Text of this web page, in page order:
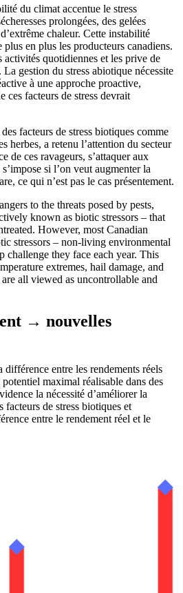
du climat accentue le stress
prolongées, des gelées
chaleur. Cette instabilité
en plus les producteurs canadiens.
activités quotidiennes et les prive de
gestion du stress abiotique nécessite
à une approche proactive,
ces facteurs de stress devrait
facteurs de stress biotiques comme
herbes, a retenu l’attention du secteur
de ces ravageurs, s’attaquer aux
si l’on veut augmenter la
ce qui n’est pas le cas présentement.
to the threats posed by pests,
known as biotic stressors – that
However, most Canadian
stressors – non-living environmental
challenge they face each year. This
extremes, hail damage, and
all viewed as uncontrollable and
→ nouvelles
différence entre les rendements réels
maximal réalisable dans des
la nécessité d’améliorer la
de stress biotiques et
entre le rendement réel et le